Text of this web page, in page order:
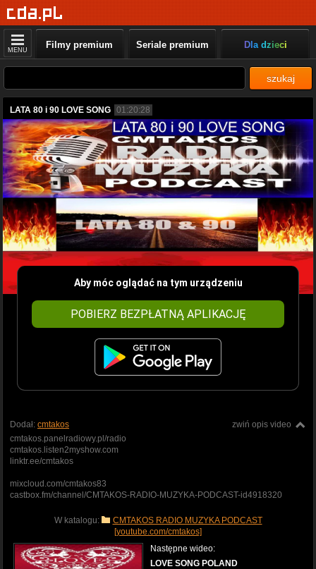
MENU Filmy premium Seriale premium Dla dzieci
szukaj
LATA 80 i 90 LOVE SONG 01:20:28
Aby móc oglądać na tym urządzeniu
POBIERZ BEZPŁATNĄ APLIKACJĘ
zwiń opis video
Dodał: cmtakos
cmtakos.panelradiowy.pl/radio
cmtakos.listen2myshow.com
linktr.ee/cmtakos
mixcloud.com/cmtakos83
castbox.fm/channel/CMTAKOS-RADIO-MUZYKA-PODCAST-id4918320
W katalogu:
CMTAKOS RADIO MUZYKA PODCAST
[youtube.com/cmtakos]
Następne wideo:
LOVE SONG POLAND